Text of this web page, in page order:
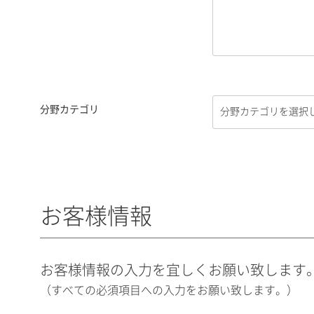
分野カテゴリ
お客様情報
お客様情報の入力を宜しくお願い致します
（すべての必須項目への入力をお願い致します。）